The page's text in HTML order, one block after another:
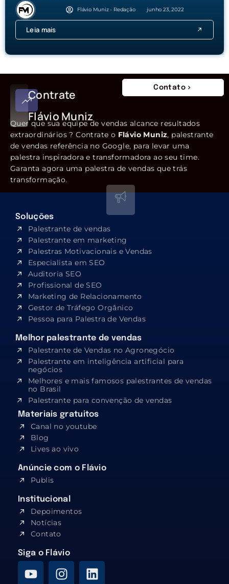
Flávio Muniz - Redação junho 23, 2022
Leia mais
Contrate
Flávio Muniz
Contato
Quer que sua equipe de vendas alcance resultados
extraordinários ? Contrate o Flávio Muniz, palestrante
de vendas referência no Google, para levar uma
palestra inspiradora e transformadora ao seu time.
Garanta agora uma palestra de vendas que trás
transformação.
Soluções
Palestrante de vendas
Palestrante em marketing
Palestras Motivacionais e Vendas
Especialista em SEO​
Auditoria SEO
Profissional de SEO
Marketing de Relacionamento
Gestor de Tráfego Orgânico
Pessoa para Palestra de Vendas
Melhor palestrante de vendas
Palestrante de Vendas no Agronegócio
Palestrante em inteligência artificial para
negócios
Melhores e mais famosos palestrantes de vendas
no Brasil
Palestrante para convenção de vendas
Materiais gratuitos
Canal no youtube
Blog
Lives ao vivo
Anúncie com o Flávio
Publis
Institucional
Depoimentos
Notícias
Contato
Siga o Flávio